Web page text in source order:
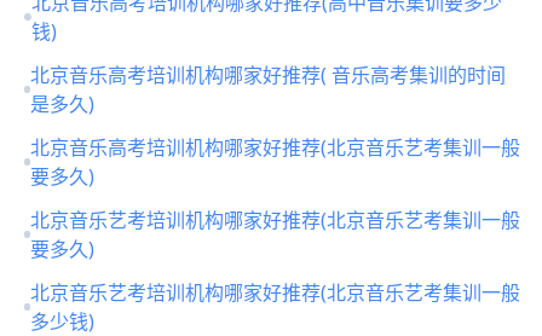
钱)
北京音乐高考培训机构哪家好推荐( 音乐高考集训的时间
是多久)
北京音乐高考培训机构哪家好推荐(北京音乐艺考集训一般
要多久)
北京音乐艺考培训机构哪家好推荐(北京音乐艺考集训一般
要多久)
北京音乐艺考培训机构哪家好推荐(北京音乐艺考集训一般
多少钱)